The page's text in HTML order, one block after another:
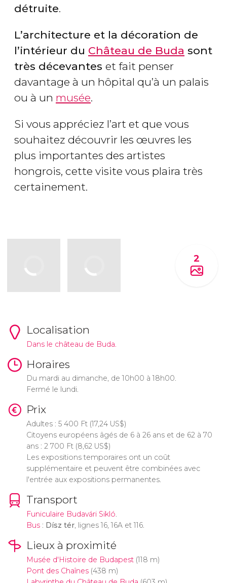
détruite.
L’architecture et la décoration de
l’intérieur du Château de Buda sont
très décevantes et fait penser
davantage à un hôpital qu’à un palais
ou à un musée.
Si vous appréciez l’art et que vous
souhaitez découvrir les œuvres les
plus importantes des artistes
hongrois, cette visite vous plaira très
certainement.
2
Localisation
Dans le château de Buda.
Horaires
Du mardi au dimanche, de 10h00 à 18h00.
Fermé le lundi.
Prix
Adultes : 5 400 Ft(17,24 US$)
Citoyens européens âgés de 6 à 26 ans et de 62 à 70
ans : 2 700 Ft(8,62 US$)
Les expositions temporaires ont un coût
supplémentaire et peuvent être combinées avec
l'entrée aux expositions permanentes.
Transport
Funiculaire Budavári Sikló.
Bus: Dísz tér, lignes 16, 16A et 116.
Lieux à proximité
Musée d'Histoire de Budapest(118 m)
Pont des Chaînes(438 m)